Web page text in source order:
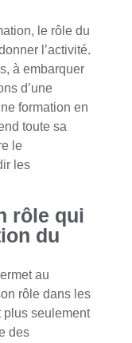
le rôle du
l’activité.
à embarquer
d’une
formation en
toute sa
le
les
rôle qui
du
au
rôle dans les
plus seulement
des